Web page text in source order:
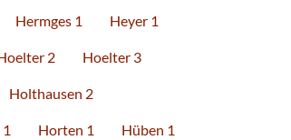
Hermges 1 Heyer 1
2 Hoelter 3
Holthausen 2
Horten 1 Hüben 1